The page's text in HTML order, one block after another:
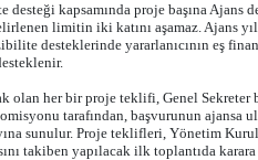
kapsamında proje başına Ajans
limitin iki katını aşamaz. Ajans
desteklerinde yararlanıcının eş
olan her bir proje teklifi, Genel Sekreter
tarafından, başvurunun ajansa
sunulur. Proje teklifleri, Yönetim
takiben yapılacak ilk toplantıda karara